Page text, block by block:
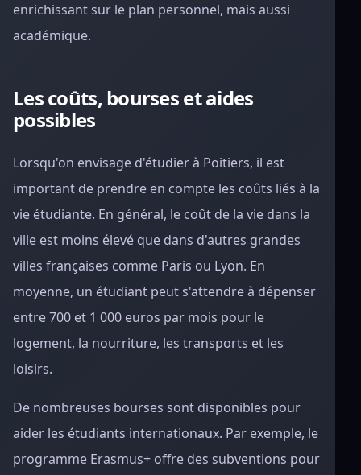
enrichissant sur le plan personnel, mais aussi
académique.
Les coûts, bourses et aides
possibles
Lorsqu'on envisage d'étudier à Poitiers, il est
important de prendre en compte les coûts liés à la
vie étudiante. En général, le coût de la vie dans la
ville est moins élevé que dans d'autres grandes
villes françaises comme Paris ou Lyon. En
moyenne, un étudiant peut s'attendre à dépenser
entre 700 et 1 000 euros par mois pour le
logement, la nourriture, les transports et les
loisirs.
De nombreuses bourses sont disponibles pour
aider les étudiants internationaux. Par exemple, le
programme Erasmus+ offre des subventions pour